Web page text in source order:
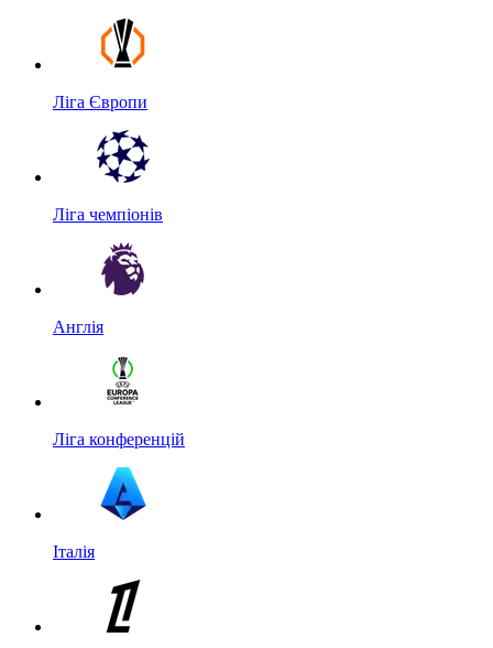
Ліга Європи
Ліга чемпіонів
Англія
Ліга конференцій
Італія